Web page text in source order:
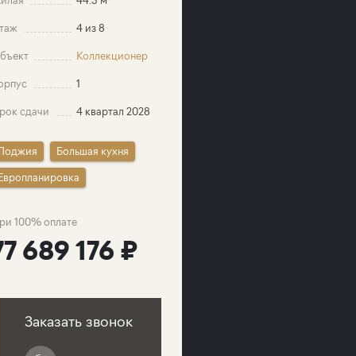
4 из 8
Коллекционер
1
сдачи 4 квартал 2028
Большая кухня
100% оплате
689 176 ₽
Заказать звонок